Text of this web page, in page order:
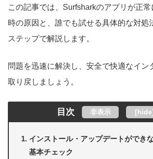
この記事では、Surfsharkのアプリが正
時の原因と、誰でも試せる具体的な対処
ステップで解説します。
問題を迅速に解決し、安全で快適なイン
取り戻しましょう。
目次 非表示 [hide
インストール・アップデートができ
基本チェック